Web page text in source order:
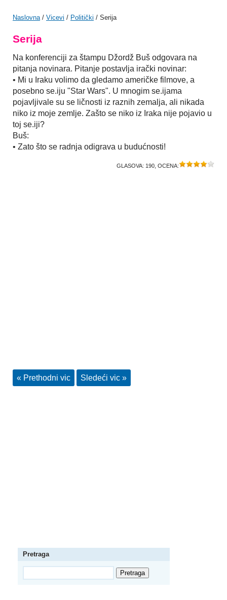
Naslovna/ Vicevi / Politički / Serija
Serija
Na konferenciji za štampu Džordž Buš odgovara na
pitanja novinara. Pitanje postavlja irački novinar:
• Mi u Iraku volimo da gledamo američke filmove, a
posebno se.iju "Star Wars". U mnogim se.ijama
pojavljivale su se ličnosti iz raznih zemalja, ali nikada
niko iz moje zemlje. Zašto se niko iz Iraka nije pojavio u
toj se.iji?
Buš:
• Zato što se radnja odigrava u budućnosti!
GLASOVA: 190 , OCENA:
« Prethodni vic Sledeći vic »
Pretraga